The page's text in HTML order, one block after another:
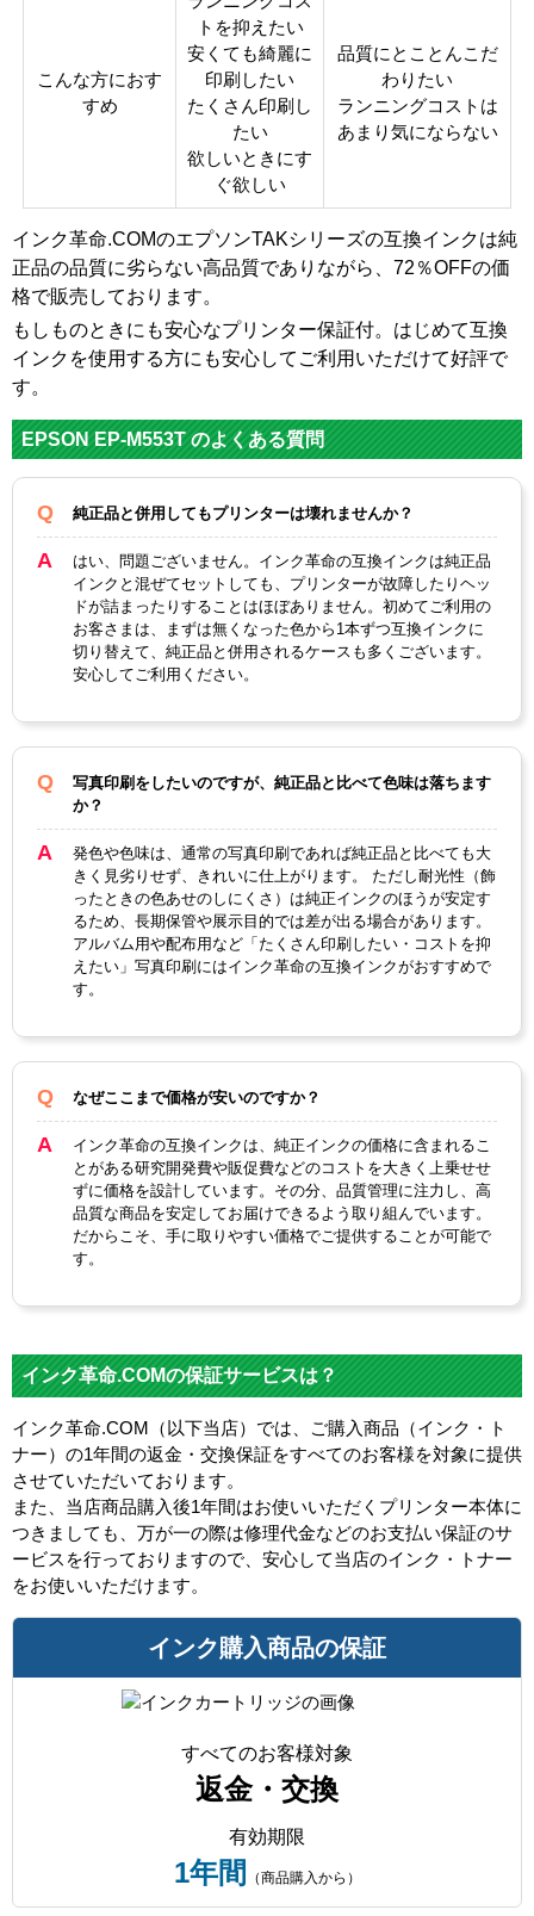
こんな方におす
すめ
トを抑えたい
安くても綺麗に
印刷したい
たくさん印刷し
たい
欲しいときにす
ぐ欲しい
品質にとことんこだ
わりたい
ランニングコストは
あまり気にならない
インク革命.COMのエプソンTAKシリーズの互換インクは純
正品の品質に劣らない高品質でありながら、72％OFFの価
格で販売しております。
もしものときにも安心なプリンター保証付。はじめて互換
インクを使用する方にも安心してご利用いただけて好評で
す。
EPSON EP-M553T のよくある質問
純正品と併用してもプリンターは壊れませんか？
はい、問題ございません。インク革命の互換インクは純正品
インクと混ぜてセットしても、プリンターが故障したりヘッ
ドが詰まったりすることはほぼありません。初めてご利用の
お客さまは、まずは無くなった色から1本ずつ互換インクに
切り替えて、純正品と併用されるケースも多くございます。
安心してご利用ください。
写真印刷をしたいのですが、純正品と比べて色味は落ちます
か？
発色や色味は、通常の写真印刷であれば純正品と比べても大
きく見劣りせず、きれいに仕上がります。 ただし耐光性（飾
ったときの色あせのしにくさ）は純正インクのほうが安定す
るため、長期保管や展示目的では差が出る場合があります。
アルバム用や配布用など「たくさん印刷したい・コストを抑
えたい」写真印刷にはインク革命の互換インクがおすすめで
す。
なぜここまで価格が安いのですか？
インク革命の互換インクは、純正インクの価格に含まれるこ
とがある研究開発費や販促費などのコストを大きく上乗せせ
ずに価格を設計しています。その分、品質管理に注力し、高
品質な商品を安定してお届けできるよう取り組んでいます。
だからこそ、手に取りやすい価格でご提供することが可能で
す。
インク革命.COMの保証サービスは？
インク革命.COM（以下当店）では、ご購入商品（インク・ト
ナー）の1年間の返金・交換保証をすべてのお客様を対象に提供
させていただいております。
また、当店商品購入後1年間はお使いいただくプリンター本体に
つきましても、万が一の際は修理代金などのお支払い保証のサ
ービスを行っておりますので、安心して当店のインク・トナー
をお使いいただけます。
インク購入商品の保証
すべてのお客様対象
返金・交換
有効期限
1年間 （商品購入から）